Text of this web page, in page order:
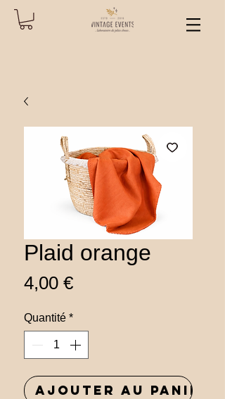
Plaid orange
4,00 €Prix
Quantité *
Ajouter au panier